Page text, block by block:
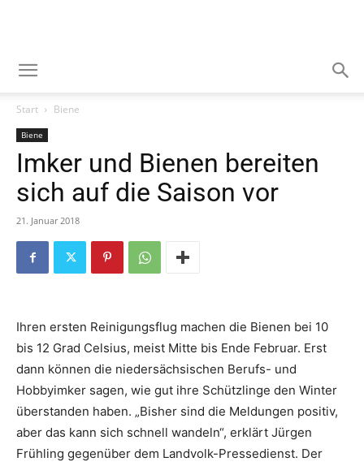
Start Biene
Biene
Imker und Bienen bereiten
sich auf die Saison vor
21. Januar 2018
Ihren ersten Reinigungsflug machen die Bienen bei 10
bis 12 Grad Celsius, meist Mitte bis Ende Februar. Erst
dann können die niedersächsischen Berufs- und
Hobbyimker sagen, wie gut ihre Schützlinge den Winter
überstanden haben. „Bisher sind die Meldungen positiv,
aber das kann sich schnell wandeln“, erklärt Jürgen
Frühling gegenüber dem Landvolk-Pressedienst. Der